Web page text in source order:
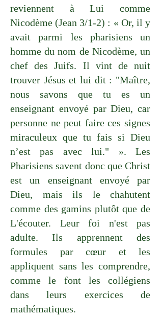
reviennent à Lui comme
Nicodème (Jean 3/1-2) : « Or, il y
avait parmi les pharisiens un
homme du nom de Nicodème, un
chef des Juifs. Il vint de nuit
trouver Jésus et lui dit : "Maître,
nous savons que tu es un
enseignant envoyé par Dieu, car
personne ne peut faire ces signes
miraculeux que tu fais si Dieu
n’est pas avec lui." ». Les
Pharisiens savent donc que Christ
est un enseignant envoyé par
Dieu, mais ils le chahutent
comme des gamins plutôt que de
L'écouter. Leur foi n'est pas
adulte. Ils apprennent des
formules par cœur et les
appliquent sans les comprendre,
comme le font les collégiens
dans leurs exercices de
mathématiques.